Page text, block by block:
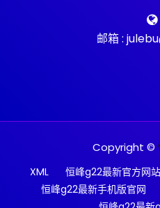
邮箱 :
Copyright ©
XML 恒峰g22最新官方网站
恒峰g22最新手机版官网